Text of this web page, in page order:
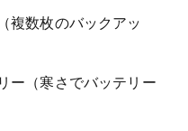
複数枚のバックアッ
ー（寒さでバッテリー